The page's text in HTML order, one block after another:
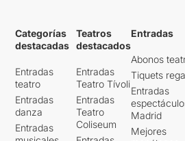
saben
Categorías
destacadas
Entradas
teatro
Entradas
danza
Entradas
Teatros
destacados
Entradas
Teatro Tívoli
Entradas
Teatro
Coliseum
Entradas
Abonos
Tiquets
Entradas
Madrid
Mejores